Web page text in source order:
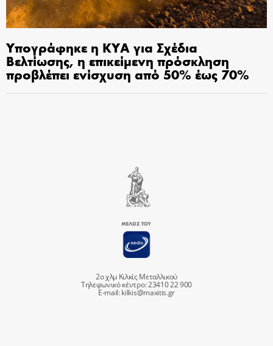
Υπογράφηκε η ΚΥΑ για Σχέδια
Βελτίωσης, η επικείμενη πρόσκληση
προβλέπει ενίσχυση από 50% έως 70%
2ο χλμ Κιλκίς Μεταλλικού
Τηλεφωνικό κέντρο: 23410 22 900
E-mail:kilkis@maxitis.gr